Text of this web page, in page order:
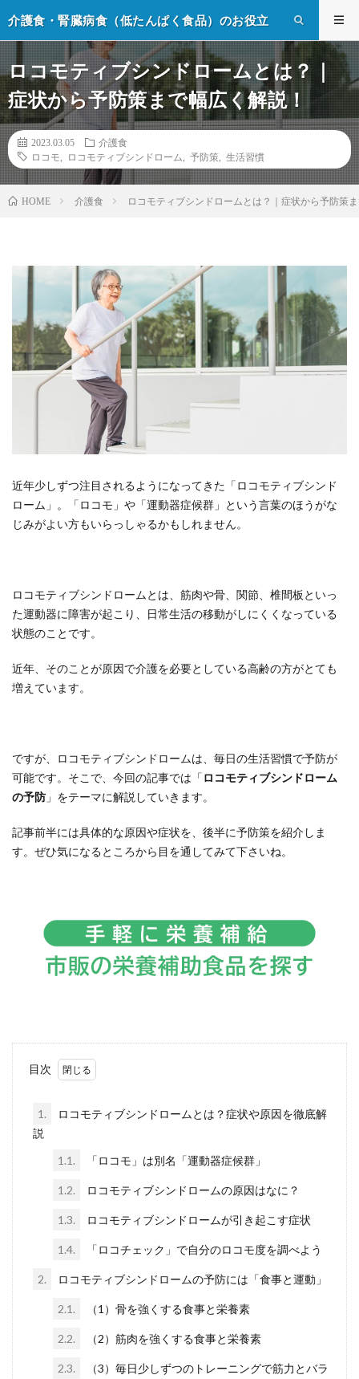
介護食・腎臓病食（低たんぱく食品）のお役立
ロコモティブシンドロームとは？｜
症状から予防策まで幅広く解説！
2023.03.05
介護食
ロコモ
ロコモティブシンドローム 予防策 生活習慣
HOME 介護食 ロコモティブシンドロームとは？｜症状から予防策
近年少しずつ注目されるようになってきた「ロコモティブシンド
ローム」。「ロコモ」や「運動器症候群」という言葉のほうがな
じみがよい方もいらっしゃるかもしれません。
ロコモティブシンドロームとは、筋肉や骨、関節、椎間板といっ
た運動器に障害が起こり、日常生活の移動がしにくくなっている
状態のことです。
近年、そのことが原因で介護を必要としている高齢の方がとても
増えています。
ですが、ロコモティブシンドロームは、毎日の生活習慣で予防が
可能です。そこで、今回の記事では「ロコモティブシンドローム
の予防 」をテーマに解説していきます。
記事前半には具体的な原因や症状を、後半に予防策を紹介しま
す。ぜひ気になるところから目を通してみて下さいね。
目次
1.
ロコモティブシンドロームとは？症状や原因を徹底解
説
1.1.
「ロコモ」は別名「運動器症候群」
1.2. ロコモティブシンドロームの原因はなに？
1.3. ロコモティブシンドロームが引き起こす症状
1.4. 「ロコチェック」で自分のロコモ度を調べよう
2. ロコモティブシンドロームの予防には「食事と運動」
2.1. （1）骨を強くする食事と栄養素
2.2. （2）筋肉を強くする食事と栄養素
2.3.
（3）毎日少しずつのトレーニングで筋力とバラ